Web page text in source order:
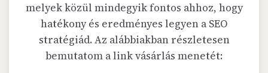
melyek közül mindegyik fontos ahhoz, hogy
hatékony és eredményes legyen a SEO
stratégiád. Az alábbiakban részletesen
bemutatom a link vásárlás menetét: